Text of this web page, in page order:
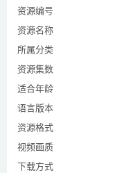
第45集 乐队风波
第46集 回归
资源编号
资源名称
所属分类
资源集数
适合年龄
语言版本
资源格式
视频画质
下载方式